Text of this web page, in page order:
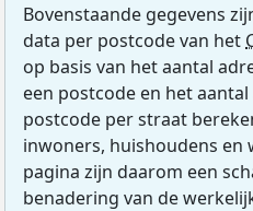
Bovenstaande gegevens
data per postcode van het
op basis van het aantal
een postcode en het
postcode per straat
inwoners, huishoudens en
pagina zijn daarom een
benadering van de